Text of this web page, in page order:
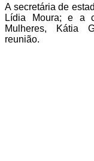
A secretária de
Lídia Moura; e a
Mulheres, Kátia
reunião.